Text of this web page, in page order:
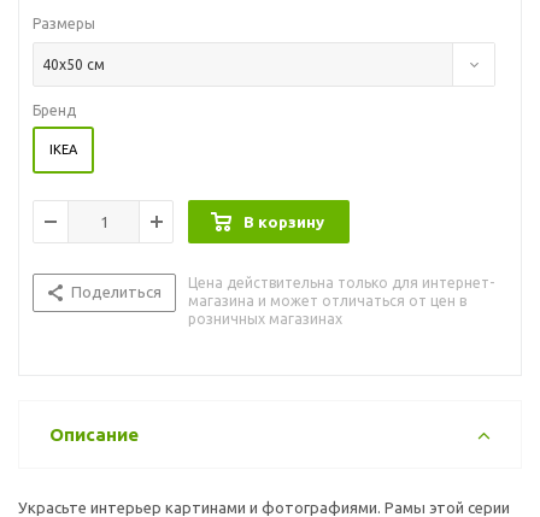
Размеры
40x50 см
Бренд
IKEA
В корзину
Поделиться
Цена действительна только для интернет-
магазина и может отличаться от цен в
розничных магазинах
Описание
Украсьте интерьер картинами и фотографиями. Рамы этой серии